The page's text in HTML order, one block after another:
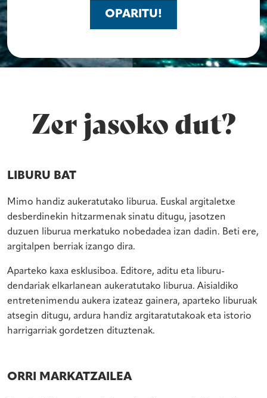
OPARITU!
Zer jasoko dut?
LIBURU BAT
Mimo handiz aukeratutako liburua. Euskal argitaletxe
desberdinekin hitzarmenak sinatu ditugu, jasotzen
duzuen liburua merkatuko nobedadea izan dadin. Beti ere,
argitalpen berriak izango dira.
Aparteko kaxa esklusiboa. Editore, aditu eta liburu-
dendariak elkarlanean aukeratutako liburua. Aisialdiko
entretenimendu aukera izateaz gainera, aparteko liburuak
atsegin ditugu, ardura handiz argitaratutakoak eta istorio
harrigarriak gordetzen dituztenak.
ORRI MARKATZAILEA